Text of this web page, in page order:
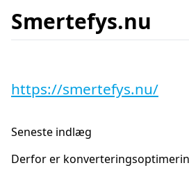
Smertefys.nu
https://smertefys.nu/
Seneste indlæg
Derfor er